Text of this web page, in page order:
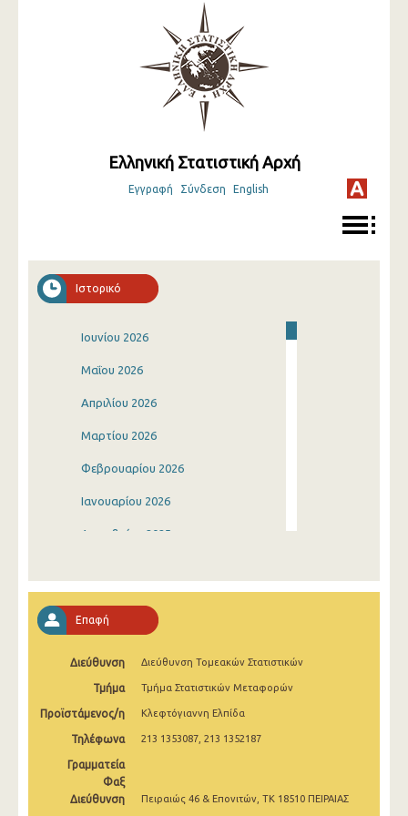
Ελληνική Στατιστική Αρχή
Εγγραφή Σύνδεση English
Ιστορικό
Ιουνίου 2026
Μαΐου 2026
Απριλίου 2026
Μαρτίου 2026
Φεβρουαρίου 2026
Ιανουαρίου 2026
Δεκεμβρίου 2025
Σεπτεμβρίου 2025
Αυγούστου 2025
Ιουλίου 2025
Ιουνίου 2025
Μαΐου 2025
Απριλίου 2025
Επαφή
Διεύθυνση Διεύθυνση Τομεακών Στατιστικών
Τμήμα Τμήμα Στατιστικών Μεταφορών
Προϊστάμενος/η Κλεφτόγιαννη Ελπίδα
Τηλέφωνα 213 1353087, 213 1352187
Γραμματεία
Φαξ
Διεύθυνση
Πειραιώς 46 & Επονιτών, ΤΚ 18510 ΠΕΙΡΑΙΑΣ